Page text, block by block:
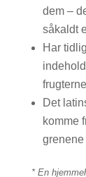
dem –
såkaldt
Har
Det
komme
* En